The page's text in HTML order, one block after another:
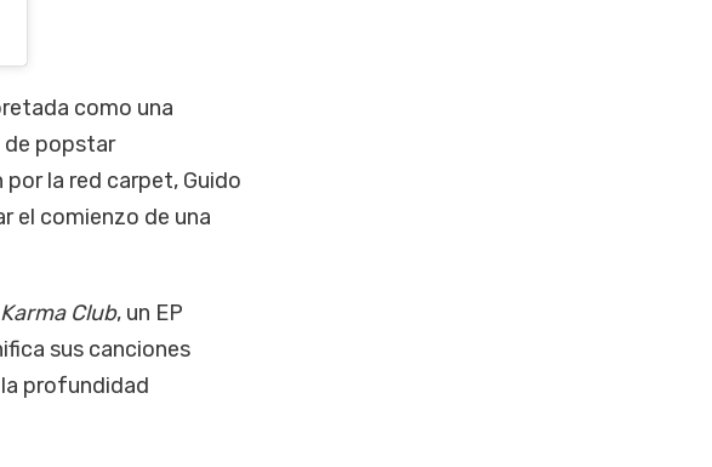
como una
popstar
la red carpet, Guido
el comienzo de una
Club, un EP
sus canciones
profundidad